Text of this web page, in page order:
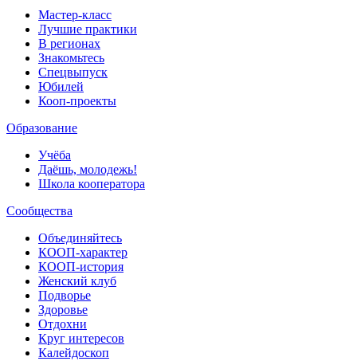
Мастер-класс
Лучшие практики
В регионах
Знакомьтесь
Спецвыпуск
Юбилей
Кооп-проекты
Образование
Учёба
Даёшь, молодежь!
Школа кооператора
Сообщества
Объединяйтесь
КООП-характер
КООП-история
Женский клуб
Подворье
Здоровье
Отдохни
Круг интересов
Калейдоскоп